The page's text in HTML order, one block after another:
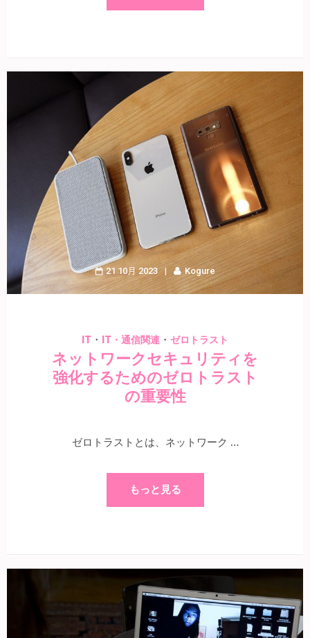
21 10月 2023 Kogure
IT ・ IT・通信関連 ・ ゼロトラスト
ネットワークセキュリティを
強化するためのゼロトラスト
の重要性
ゼロトラストとは、ネットワーク …
もっと見る